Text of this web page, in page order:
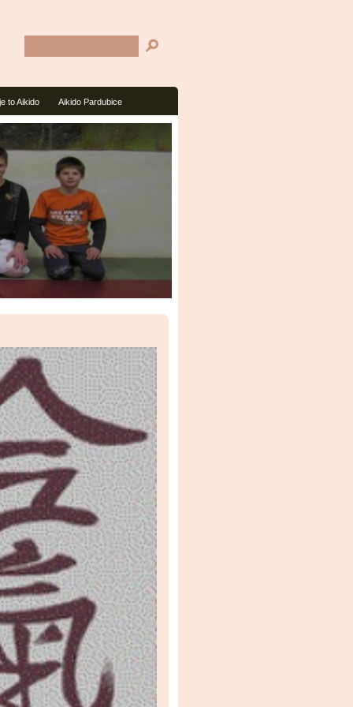
to Aikido Aikido Pardubice